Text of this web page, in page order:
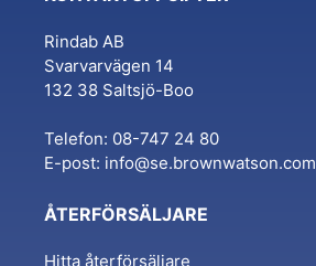
Rindab AB
Svarvarvägen 14
132 38 Saltsjö-Boo
Telefon: 08-747 24 80
E-post: info@se.brownwatson.com
ÅTERFÖRSÄLJARE
Hitta återförsäljare